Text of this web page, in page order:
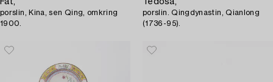
Fat,
porslin, Kina, sen Qing, omkring
1900.
Tedosa,
porslin. Qingdynastin, Qianlong
(1736-95).